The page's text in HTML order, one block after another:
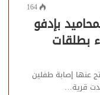
164
بإدفو
بطلقات
عنها إصابة طفلين
قرية…